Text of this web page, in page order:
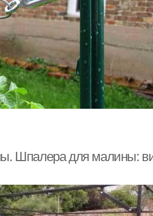
Шпалера для малины: